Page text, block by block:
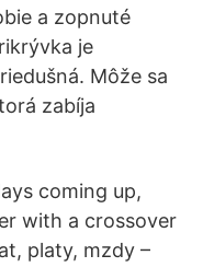
a zopnuté
je
Môže sa
zabíja
coming up,
with a crossover
platy, mzdy –